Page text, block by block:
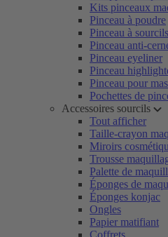
Kits pinceaux
Pinceau à poudre
Pinceau à sourcils
Pinceau anti-
Pinceau eyeliner
Pinceau
Pinceau pour
Pochettes de
Accessoires sourcils
Tout afficher
Taille-crayon
Miroirs
Trousse
Palette de
Éponges de
Éponges konjac
Ongles
Papier matifiant
Coffrets